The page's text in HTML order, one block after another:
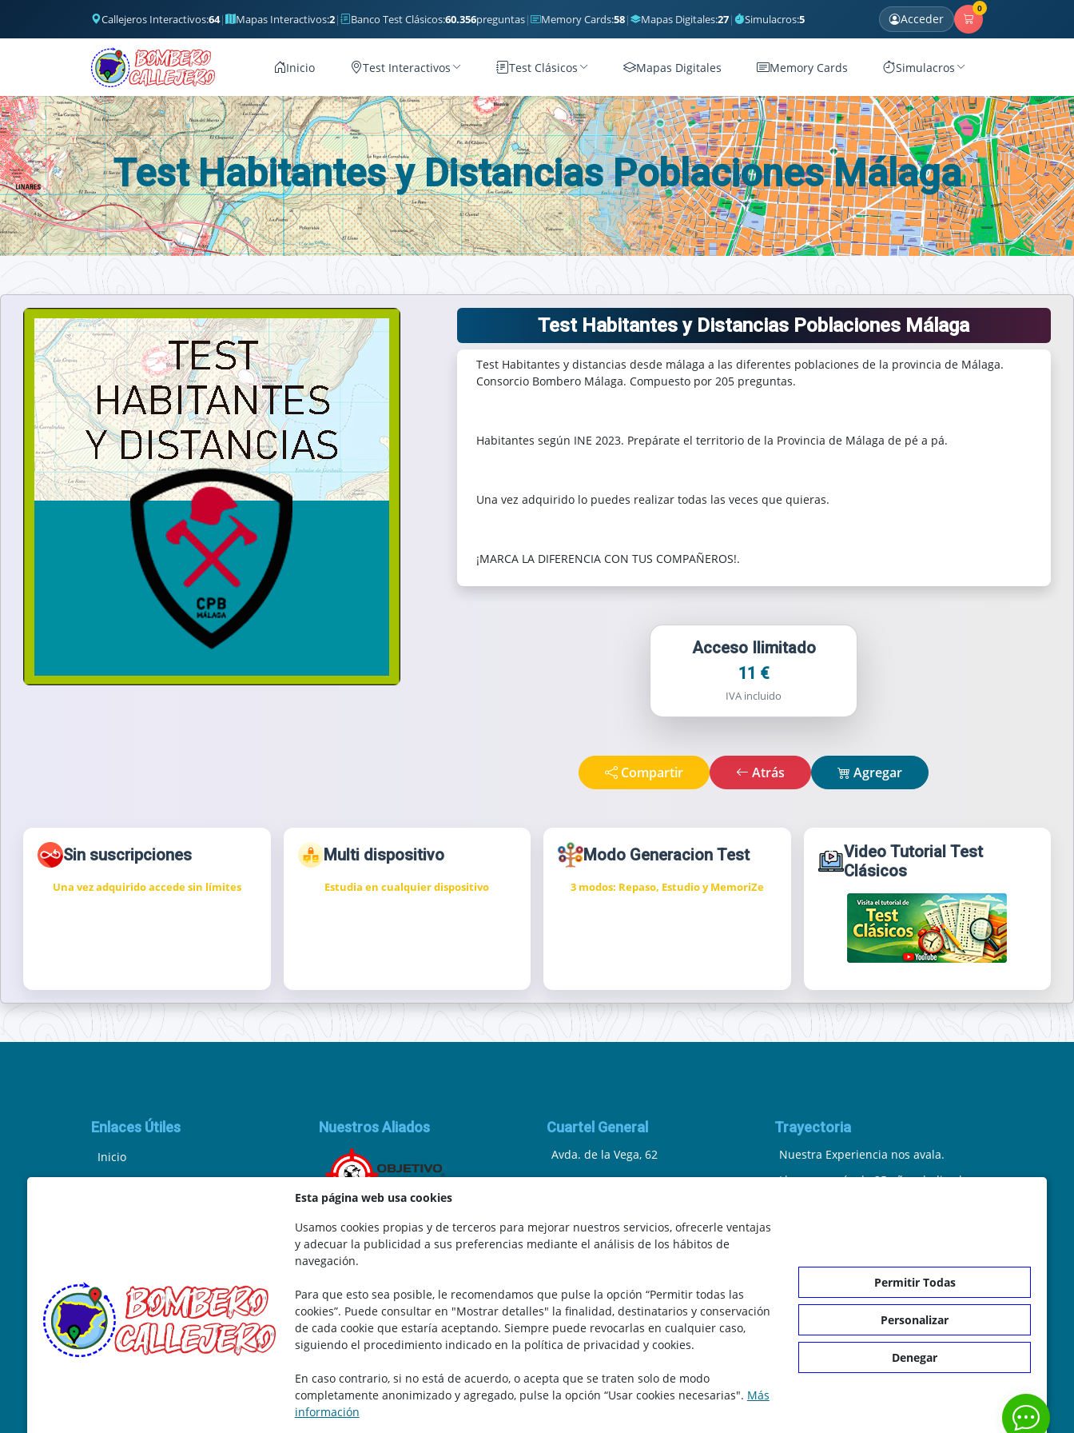
Callejeros Interactivos:64| Mapas Interactivos:2| Banco Test Clásicos:60.356preguntas| Memory Cards:58| Mapas Digitales:27| Simulacros:5 Acceder
0
Inicio Test Interactivos Test Clásicos Mapas Digitales Memory Cards Simulacros
Test Habitantes y Distancias Poblaciones Málaga
Test Habitantes y Distancias Poblaciones Málaga
Test Habitantes y distancias desde málaga a las diferentes poblaciones de la provincia de Málaga.
Consorcio Bombero Málaga. Compuesto por 205 preguntas.
Habitantes según INE 2023. Prepárate el territorio de la Provincia de Málaga de pé a pá.
Una vez adquirido lo puedes realizar todas las veces que quieras.
¡MARCA LA DIFERENCIA CON TUS COMPAÑEROS!.
Acceso Ilimitado
11 €
IVA incluido
Compartir Atrás Agregar
Sin suscripciones
Una vez adquirido accede sin límites
Multi dispositivo
Estudia en cualquier dispositivo
Modo Generacion Test
3 modos: Repaso, Estudio y MemoriZe
Video Tutorial Test
Clásicos
Esta página web usa cookies
Usamos cookies propias y de terceros para mejorar nuestros servicios, ofrecerle ventajas
y adecuar la publicidad a sus preferencias mediante el análisis de los hábitos de
navegación.
Para que esto sea posible, le recomendamos que pulse la opción “Permitir todas las
cookies”. Puede consultar en "Mostrar detalles" la finalidad, destinatarios y conservación
de cada cookie que estaría aceptando. Siempre puede revocarlas en cualquier caso,
siguiendo el procedimiento indicado en la política de privacidad y cookies.
En caso contrario, si no está de acuerdo, o acepta que se traten solo de modo
completamente anonimizado y agregado, pulse la opción “Usar cookies necesarias". Más
información
Permitir Todas
Personalizar
Denegar
Enlaces Útiles
Inicio
Marketing y Soporte
Nuestros Aliados Cuartel General
Avda. de la Vega, 62
España
Email: bomberocallejero@gmail.com
Trayectoria
Nuestra Experiencia nos avala.
Llevamos más de 25 años dedicados
¡Rechaza Imitaciones!, equipo
humano y soporte real detrás de la
plataforma.